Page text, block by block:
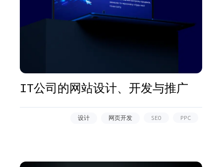
IT公司的网站设计、开发与推广
设计 网页开发 SEO PPC